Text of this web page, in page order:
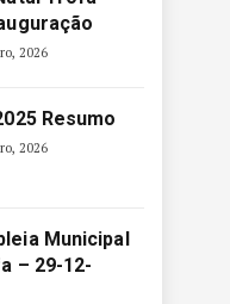
2026
Resumo
2026
Municipal
– 29-12-